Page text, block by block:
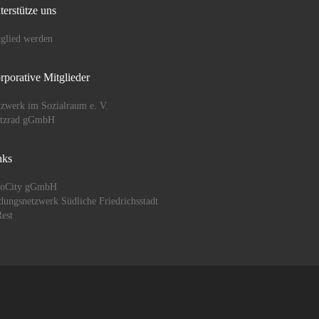
uns
werden
Mitglieder
im Sozialraum e. V.
gGmbH
gGmbH
Südliche Friedrichsstadt